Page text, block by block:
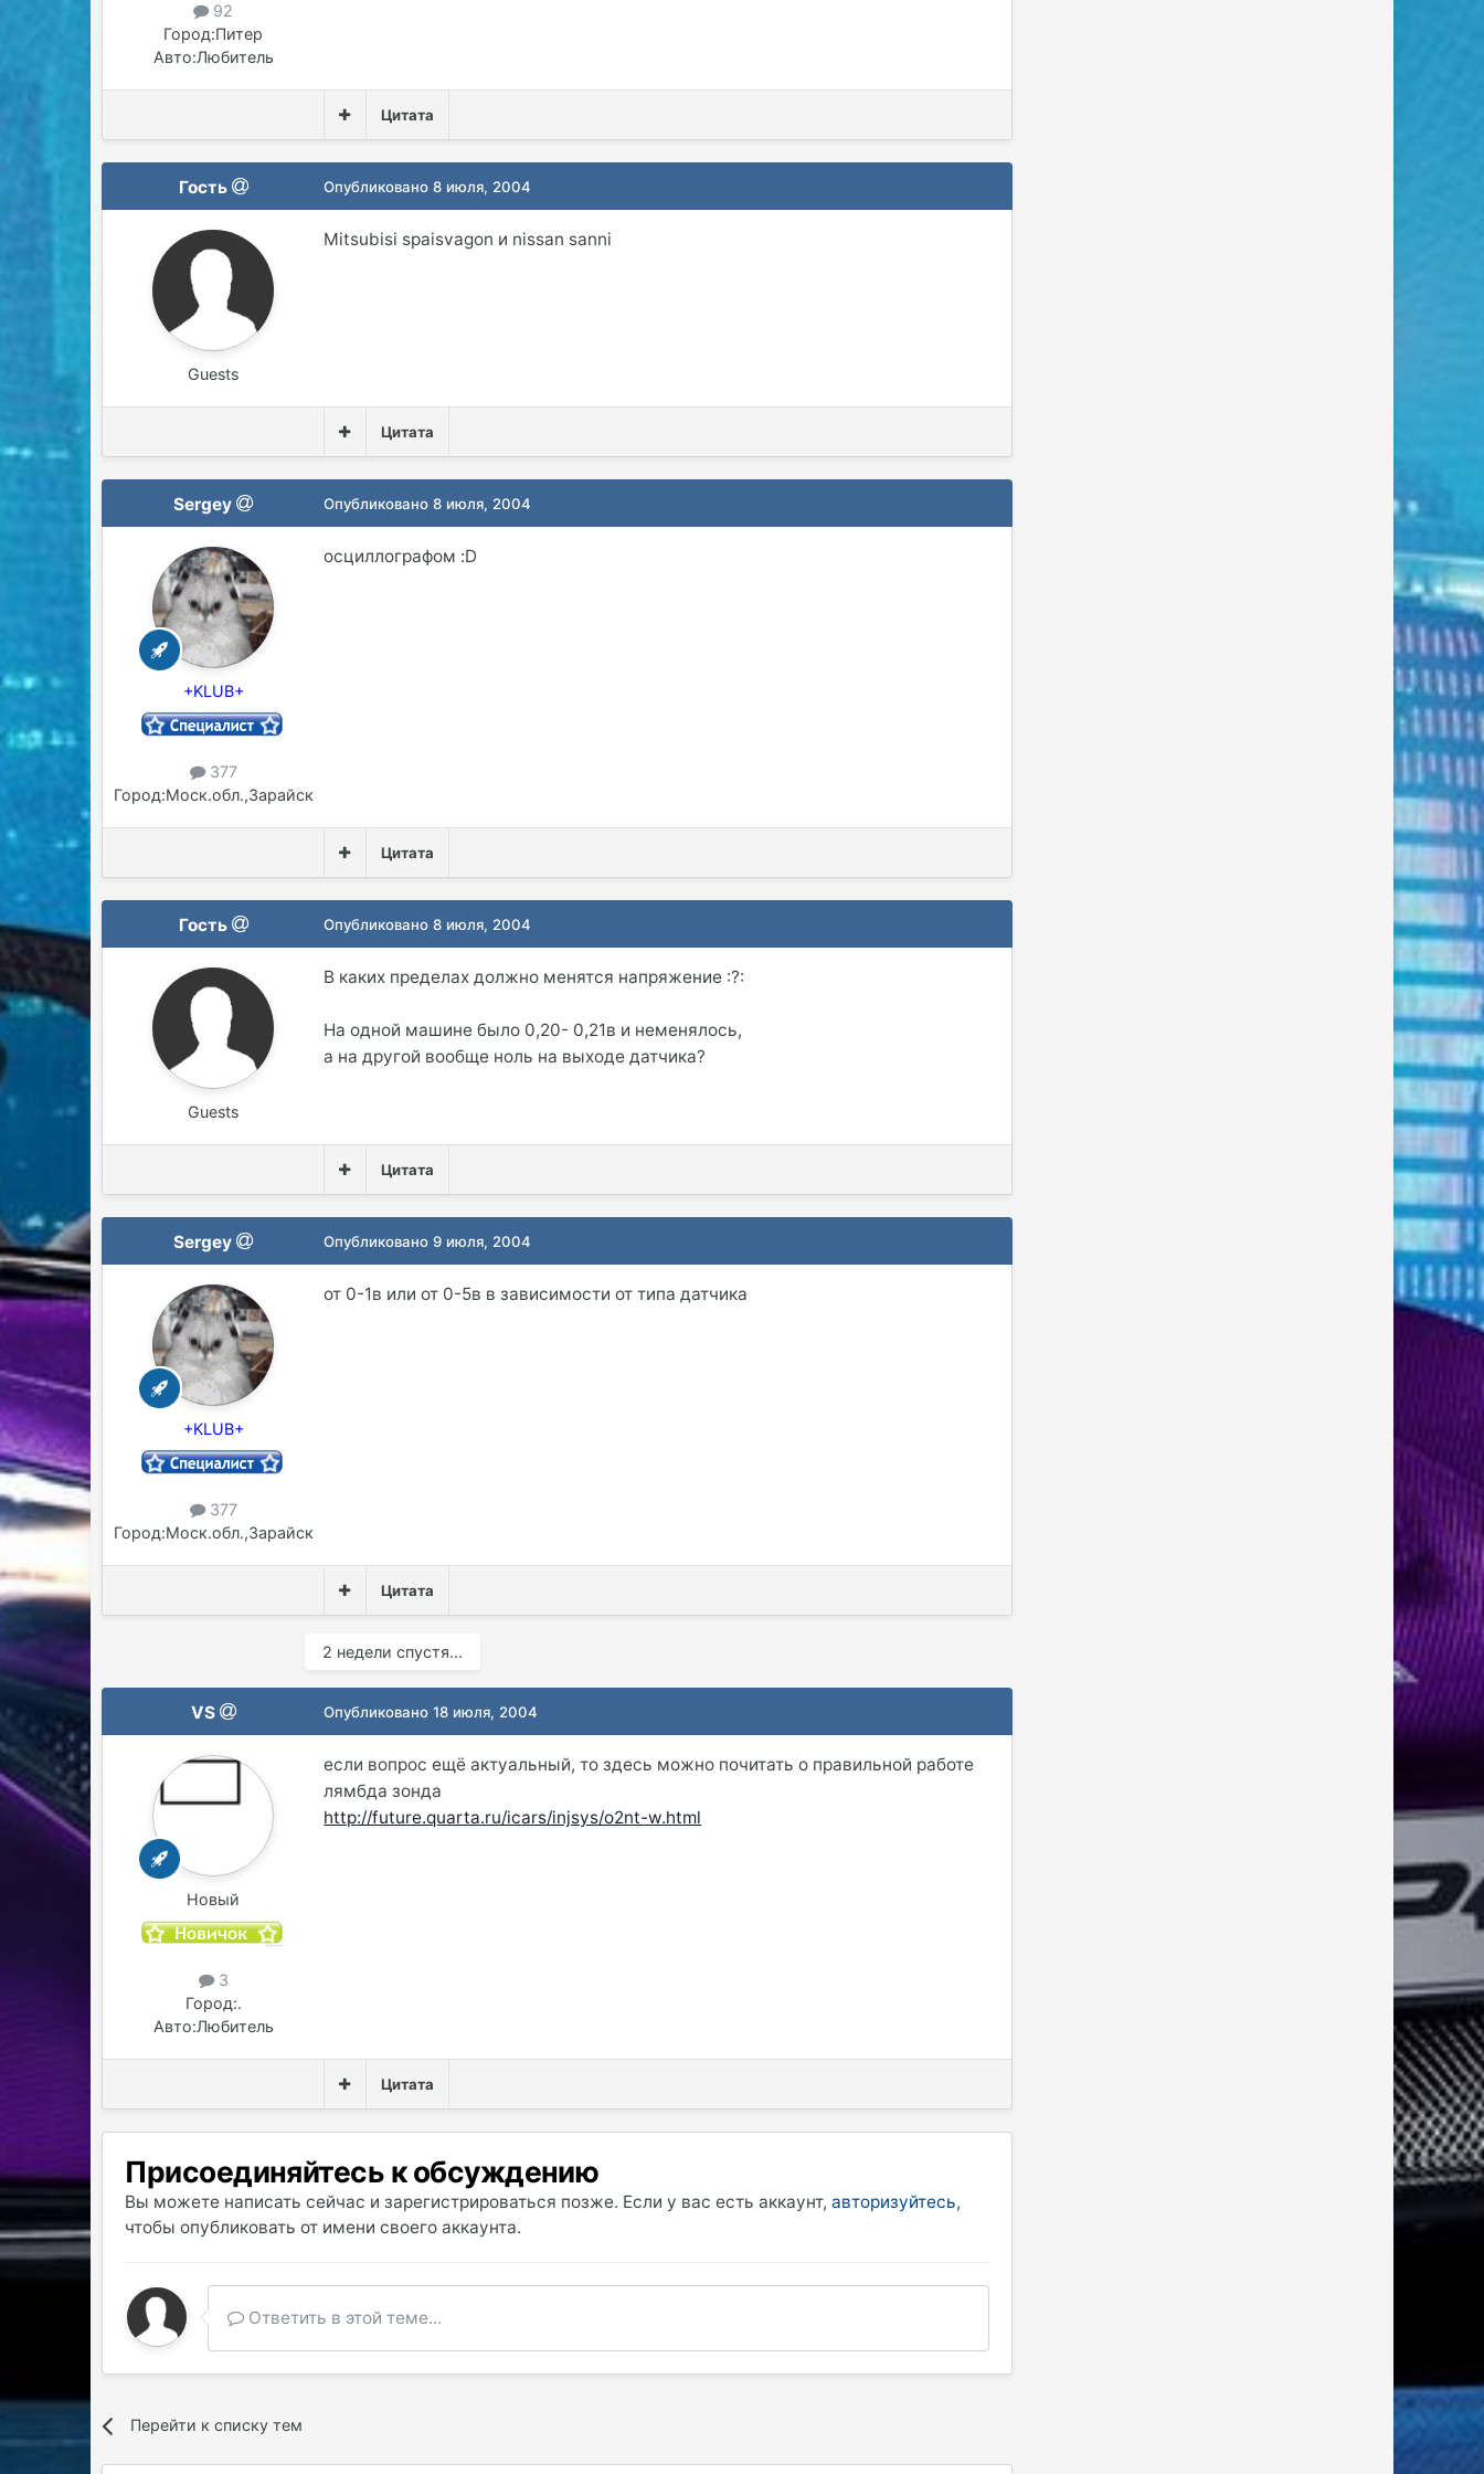
92
Город:Питер
Авто:Любитель
Цитата
Гость
Guests
Опубликовано8 июля, 2004
Mitsubisi spaisvagon и nissan sanni
Цитата
Sergey
+KLUB+
377
Город:Моск.обл.,Зарайск
Опубликовано8 июля, 2004
осциллографом :D
Цитата
Гость
Guests
Опубликовано8 июля, 2004
В каких пределах должно менятся напряжение :?:
На одной машине было 0,20- 0,21в и неменялось,
а на другой вообще ноль на выходе датчика?
Цитата
Sergey
+KLUB+
377
Город:Моск.обл.,Зарайск
Опубликовано9 июля, 2004
от 0-1в или от 0-5в в зависимости от типа датчика
Цитата
2 недели спустя...
VS
Новый
3
Город:.
Авто:Любитель
Опубликовано18 июля, 2004
если вопрос ещё актуальный, то здесь можно почитать о правильной работе
лямбда зонда
http://future.quarta.ru/icars/injsys/o2nt-w.html
Цитата
Присоединяйтесь к обсуждению
Вы можете написать сейчас и зарегистрироваться позже. Если у вас есть аккаунт,авторизуйтесь,
чтобы опубликовать от имени своего аккаунта.
Ответить в этой теме...
Перейти к списку тем